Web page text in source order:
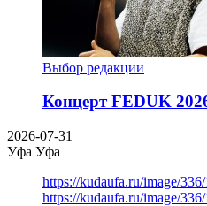
Выбор редакции
Концерт FEDUK
2026-07-31
Уфа Уфа
https://kudaufa.ru/image/
https://kudaufa.ru/image/